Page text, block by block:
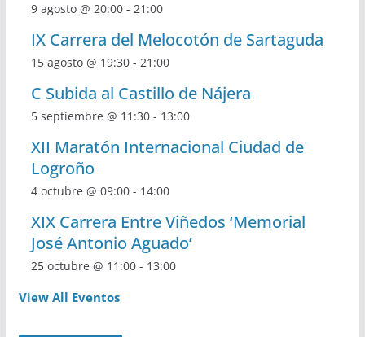
9 agosto @ 20:00- 21:00
IX Carrera del Melocotón de Sartaguda
15 agosto @ 19:30- 21:00
C Subida al Castillo de Nájera
5 septiembre @ 11:30- 13:00
XII Maratón Internacional Ciudad de
Logroño
4 octubre @ 09:00- 14:00
XIX Carrera Entre Viñedos ‘Memorial
José Antonio Aguado’
25 octubre @ 11:00- 13:00
View All Eventos